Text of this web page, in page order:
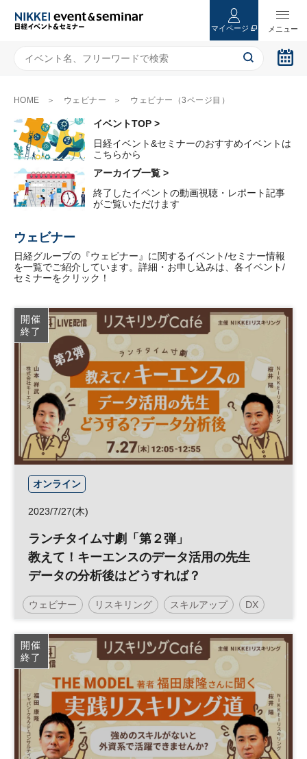
マイページ
HOME ウェビナー ウェビナー（3ページ目）
イベントTOP >
日経イベント&セミナーのおすすめイベントは
こちらから
アーカイブ一覧 >
終了したイベントの動画視聴・レポート記事
がご覧いただけます
ウェビナー
日経グループの『ウェビナー』に関するイベント/セミナー情報
を一覧でご紹介しています。詳細・お申し込みは、各イベント/
セミナーをクリック！
開催
終了
オンライン
2023/7/27(木)
ランチタイム寸劇「第２弾」
教えて！キーエンスのデータ活用の先生
データの分析後はどうすれば？
ウェビナー リスキリング スキルアップ DX
参加無料
開催
終了